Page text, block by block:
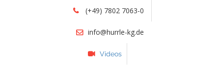
(+49) 7802 7063-0
info@hurrle-kg.de
Videos